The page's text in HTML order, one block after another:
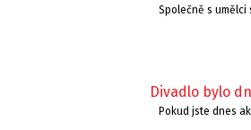
Společně s umělci
Divadlo bylo
Pokud jste dnes